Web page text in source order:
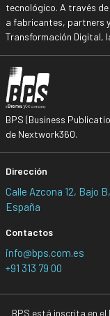
tecnológico. A través
a fabricantes, partners
Transformación Digital,
BPS (Business
de Nextwork360.
Dirección
Calle Azcona 12, Bajo
España
Contactos
info@bps.com.es
+91 313 79 00
BPS está inscrita en el